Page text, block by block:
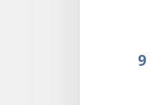
9